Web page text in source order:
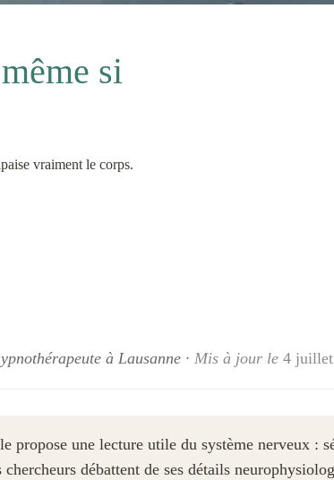
si
vraiment le corps.
à Lausanne · Mis à jour le 4
une lecture utile du système nerveux :
débattent de ses détails